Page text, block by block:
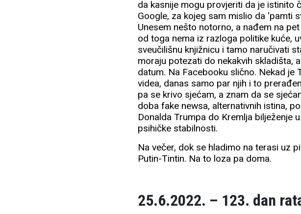
da kasnije mogu provjeriti da je istinito
Google, za kojeg sam mislio da 'pamti
Unesem nešto notorno, a nađem na
od toga nema iz razloga politike kuće,
sveučilišnu knjižnicu i tamo naručivati
moraju potezati do nekakvih skladišta,
datum. Na Facebooku slično. Nekad je
videa, danas samo par njih i to
pa se krivo sjećam, a znam da se
doba fake newsa, alternativnih istina,
Donalda Trumpa do Kremlja bilježenje
psihičke stabilnosti.
Na večer, dok se hladimo na terasi uz
Putin-Tintin. Na to loza pa doma.
25.6.2022. – 123. dan